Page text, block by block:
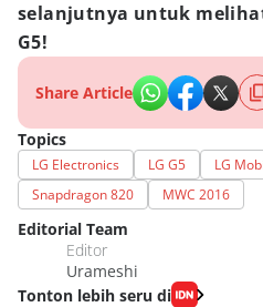
selanjutnya untuk
G5!
Share Article
Topics
LG Electronics LG G5 LG
Snapdragon 820
MWC 2016
Editorial Team
Editor
Urameshi
Tonton lebih seru di